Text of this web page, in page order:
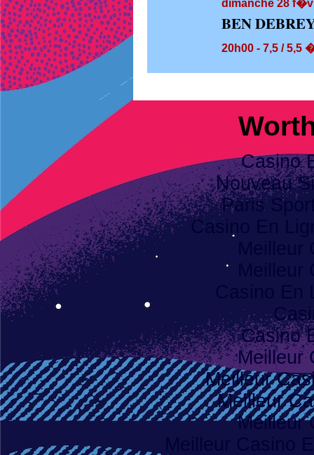
dimanche 28
BEN
20h00 - 7,5 / 5,5
Casino
Nouveau
Paris
Casino En
Casino
Meilleur
Meilleur
Meilleur
Meilleur